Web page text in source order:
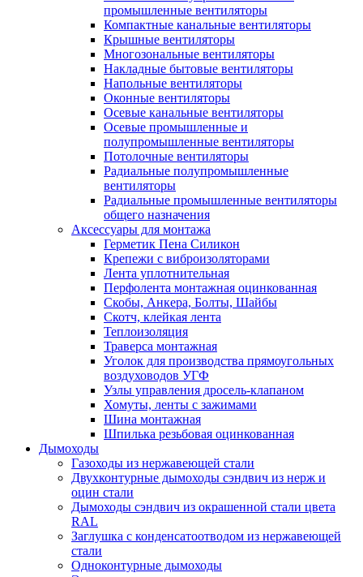
промышленные вентиляторы
Компактные канальные вентиляторы
Крышные вентиляторы
Многозональные вентиляторы
Накладные бытовые вентиляторы
Напольные вентиляторы
Оконные вентиляторы
Осевые канальные вентиляторы
Осевые промышленные и
полупромышленные вентиляторы
Потолочные вентиляторы
Радиальные полупромышленные
вентиляторы
Радиальные промышленные вентиляторы
общего назначения
Аксессуары для монтажа
Герметик Пена Силикон
Крепежи с виброизоляторами
Лента уплотнительная
Перфолента монтажная оцинкованная
Скобы, Анкера, Болты, Шайбы
Скотч, клейкая лента
Теплоизоляция
Траверса монтажная
Уголок для производства прямоугольных
воздуховодов УГФ
Узлы управления дросель-клапаном
Хомуты, ленты с зажимами
Шина монтажная
Шпилька резьбовая оцинкованная
Дымоходы
Газоходы из нержавеющей стали
Двухконтурные дымоходы сэндвич из нерж и
оцин стали
Дымоходы сэндвич из окрашенной стали цвета
RAL
Заглушка с конденсатоотводом из нержавеющей
стали
Одноконтурные дымоходы